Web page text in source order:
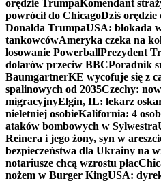
orędzie TrumpaKomendant
powrócił do ChicagoDziś
Donalda TrumpaUSA: blokada
tankowcówAmeryka czeka na
losowanie PowerballPrezydent
dolarów przeciw BBCPoradnik
BaumgartnerKE wycofuje się z
spalinowych od 2035Czechy:
migracyjnyElgin, IL: lekarz
nieletniej osobieKalifornia: 4
ataków bombowych w Sylwestra
Reinera i jego żony, syn w
bezpieczeństwa dla Ukrainy na
notariusze chcą wzrostu płac
nożem w Burger KingUSA: